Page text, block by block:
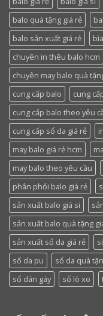
balo quà tặng giá rẻ
balo sản xuất giá rẻ
chuyên in thêu balo hcm
chuyên may balo quà
cung cấp balo
cung
cung cấp balo theo yêu
cung cấp sổ da giá rẻ
may balo giá rẻ hcm
may balo theo yêu cầu
phân phối balo giá rẻ
sản xuất balo giá si
sản xuất balo quà tặng
sản xuất sổ da giá rẻ
sổ da pu
sổ da quà
sổ dán gáy
sổ lò xo